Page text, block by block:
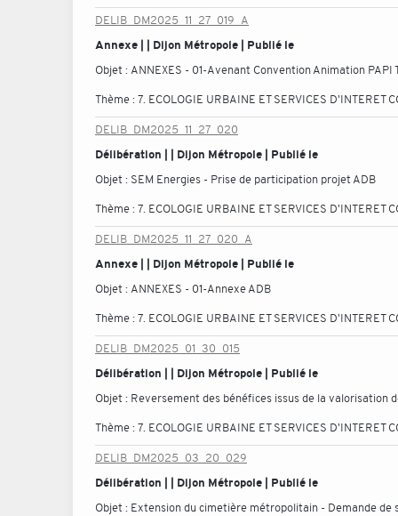
DELIB_DM2025_11_27_019_A
Annexe | | Dijon Métropole | Publié le
Objet : ANNEXES - 01-Avenant Convention Animation PAPI
Thème :7. ECOLOGIE URBAINE ET SERVICES D'INTERET
DELIB_DM2025_11_27_020
Délibération | | Dijon Métropole | Publié le
Objet : SEM Energies - Prise de participation projet ADB
Thème :7. ECOLOGIE URBAINE ET SERVICES D'INTERET
DELIB_DM2025_11_27_020_A
Annexe | | Dijon Métropole | Publié le
Objet : ANNEXES - 01-Annexe ADB
Thème :7. ECOLOGIE URBAINE ET SERVICES D'INTERET
DELIB_DM2025_01_30_015
Délibération | | Dijon Métropole | Publié le
Objet : Reversement des bénéfices issus de la valorisation
Thème :7. ECOLOGIE URBAINE ET SERVICES D'INTERET
DELIB_DM2025_03_20_029
Délibération | | Dijon Métropole | Publié le
Objet : Extension du cimetière métropolitain - Demande de